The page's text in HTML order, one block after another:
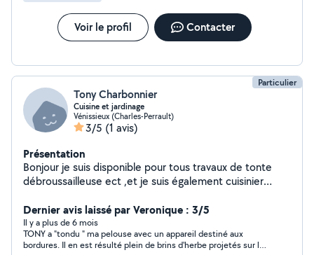
Voir le profil Contacter
Particulier
Tony Charbonnier
Cuisine et jardinage
Vénissieux (Charles-Perrault)
3/5 (1 avis)
Présentation
Bonjour je suis disponible pour tous travaux de tonte
débroussailleuse ect ,et je suis également cuisinier
domicile à l extérieur.
Dernier avis laissé par Veronique : 3/5
Il y a plus de 6 mois
TONY a "tondu " ma pelouse avec un appareil destiné aux
bordures. Il en est résulté plein de brins d'herbe projetés sur le